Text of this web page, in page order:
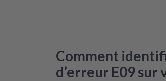
Comment
d’erreur E09 sur